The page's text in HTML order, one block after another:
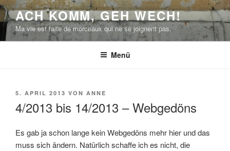
Zum
Inhalt
springen
ACH KOMM, GEH WECH!
Ma vie est faite de morceaux qui ne se joignent pas.
Menü
VERÖFFENTLICHT
5. APRIL 2013 VON ANNE
4/2013 bis 14/2013 – Webgedöns
Es gab ja schon lange kein Webgedöns mehr hier und das
muss sich ändern. Natürlich schaffe ich es nicht, die